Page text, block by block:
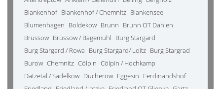
Blankenhof Blankenhof / Chemnitz Blankensee
Blumenhagen Boldekow Brunn Brunn OT Dahlen
Brüssow Brüssow / Bagemühl Burg Stargard
Burg Stargard / Rowa Burg Stargard/ Loitz Burg Stargrad
Burow Chemnitz Cölpin Cölpin / Hochkamp
Datzetal / Sadelkow Ducherow Eggesin Ferdinandshof